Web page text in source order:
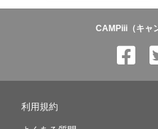
CAMPiii（キャ
利用規約